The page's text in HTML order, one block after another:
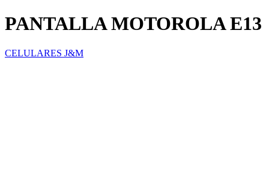
PANTALLA MOTOROLA E13
CELULARES J&M